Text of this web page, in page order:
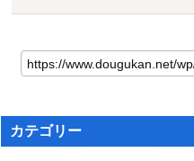
カテゴリー